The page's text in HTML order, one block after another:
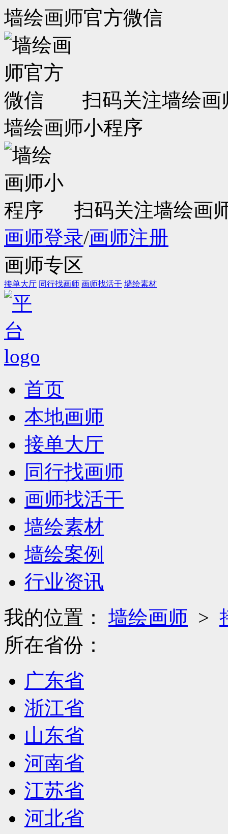
墙绘画师官方微信
扫码关注墙绘画
墙绘画师小程序
扫码关注墙绘画
画师登录/画师注册
画师专区
接单大厅 同行找画师 画师找活干 墙绘素材
首页
本地画师
接单大厅
同行找画师
画师找活干
墙绘素材
墙绘案例
行业资讯
我的位置： 墙绘画师 >
所在省份：
广东省
浙江省
山东省
河南省
江苏省
河北省